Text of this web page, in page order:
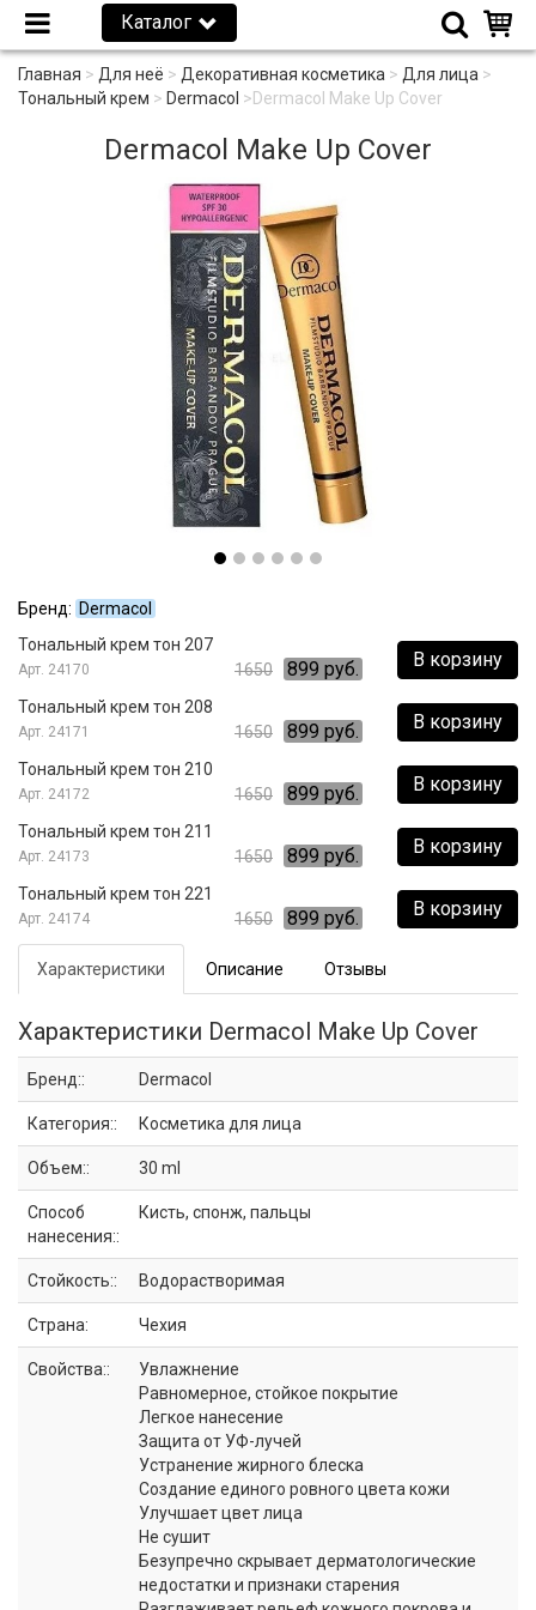
Каталог
Главная > Для неё > Декоративная косметика > Для лица >
Тональный крем > Dermacol >Dermacol Make Up Cover
Dermacol Make Up Cover
Бренд: Dermacol
В корзину
Тональный крем тон 207
24170 1650 899 руб.
В корзину
Тональный крем тон 208
24171 1650 899 руб.
В корзину
Тональный крем тон 210
24172 1650 899 руб.
В корзину
Тональный крем тон 211
24173 1650 899 руб.
В корзину
Тональный крем тон 221
24174 1650 899 руб.
Характеристики Описание Отзывы
Характеристики Dermacol Make Up Cover
Бренд:: Dermacol
Категория:: Косметика для лица
Объем:: 30 ml
Способ
нанесения::
Кисть, спонж, пальцы
Стойкость:: Водорастворимая
Страна: Чехия
Свойства::
Увлажнение
Равномерное, стойкое покрытие
Легкое нанесение
Защита от УФ-лучей
Устранение жирного блеска
Создание единого ровного цвета кожи
Улучшает цвет лица
Не сушит
Безупречно скрывает дерматологические
недостатки и признаки старения